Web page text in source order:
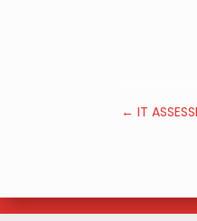
←IT